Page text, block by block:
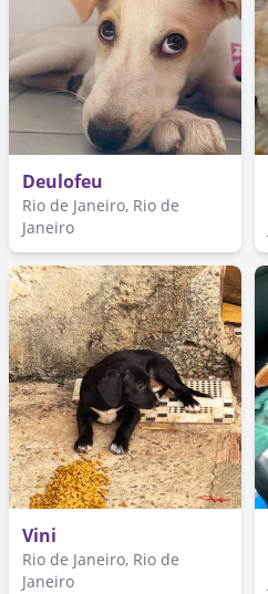
Deulofeu
Rio de Janeiro, Rio de
Janeiro
Vini
Rio de Janeiro, Rio de
Janeiro